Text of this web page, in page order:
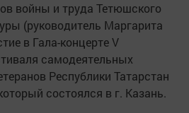
войны и труда Тетюшского
(руководитель Маргарита
в Гала-концерте V
самодеятельных
Республики Татарстан
состоялся в г. Казань.